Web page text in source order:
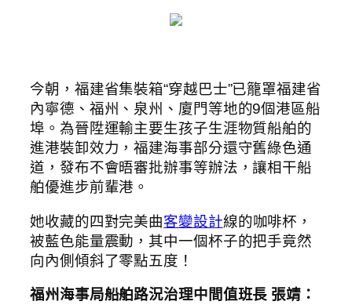
今朝，福建省集裝箱“穿越巴士”已籠罩福建省
內寧德、福州、泉州、廈門等地的9個港區船
埠。為晉陞運輸主要生孩子生涯物質船舶的
進港裝卸效力，福建海事部分還守舊綠色通
道，發布不會晤審批辦事等辦法，讓相干船
舶優進步前輩港。
她收藏的四對完美曲客變設計線的咖啡杯，
被藍色能量震動，其中一個杯子的把手竟然
向內側傾斜了零點五度！
福州海事局船舶路況治理中間值班長 張靖：